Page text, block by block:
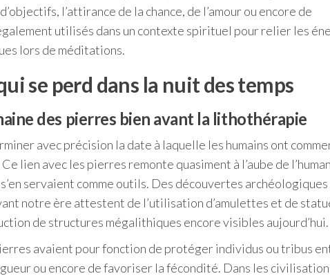
l’attirance de la chance, de l’amour ou encore de
utilisés dans un contexte spirituel pour relier les
lors de méditations.
se perd dans la nuit des temps
des pierres bien avant la lithothérapie
avec précision la date à laquelle les humains ont
lien avec les pierres remonte quasiment à l’aube de
servaient comme outils. Des découvertes
notre ère attestent de l’utilisation d’amulettes et de
de structures mégalithiques encore visibles aujourd’hui.
avaient pour fonction de protéger individus ou tribus
ou encore de favoriser la fécondité. Dans les